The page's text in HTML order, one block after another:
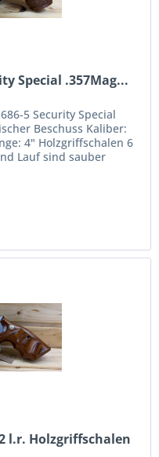
Special .357Mag...
5 Security Special
Beschuss Kaliber:
4" Holzgriffschalen 6
Lauf sind sauber
l.r. Holzgriffschalen